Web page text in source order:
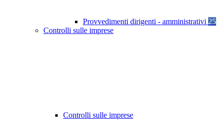
Provvedimenti dirigenti - amministrativi 25
Controlli sulle imprese
Controlli sulle imprese